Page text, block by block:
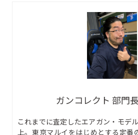
ガンコレクト 部門
これまでに査定したエアガン・モデ
上。東京マルイをはじめとする定番